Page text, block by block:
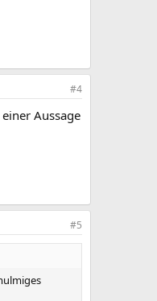
#4
Aussage
#5